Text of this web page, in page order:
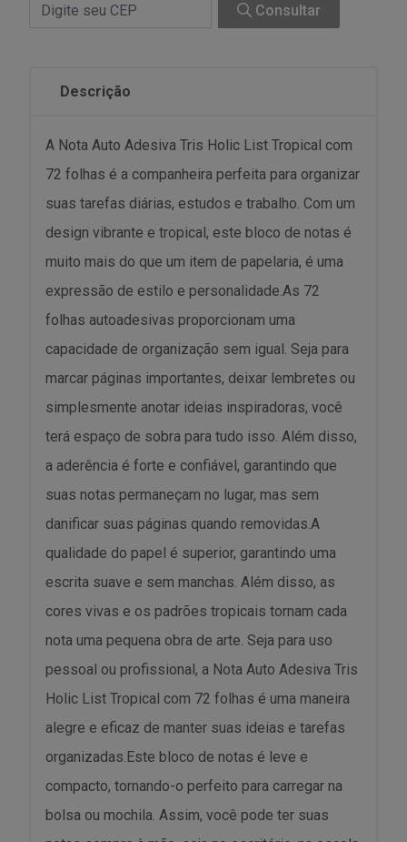
Consultar
Descrição
A Nota Auto Adesiva Tris Holic List Tropical com
72 folhas é a companheira perfeita para organizar
suas tarefas diárias, estudos e trabalho. Com um
design vibrante e tropical, este bloco de notas é
muito mais do que um item de papelaria, é uma
expressão de estilo e personalidade.As 72
folhas autoadesivas proporcionam uma
capacidade de organização sem igual. Seja para
marcar páginas importantes, deixar lembretes ou
simplesmente anotar ideias inspiradoras, você
terá espaço de sobra para tudo isso. Além disso,
a aderência é forte e confiável, garantindo que
suas notas permaneçam no lugar, mas sem
danificar suas páginas quando removidas.A
qualidade do papel é superior, garantindo uma
escrita suave e sem manchas. Além disso, as
cores vivas e os padrões tropicais tornam cada
nota uma pequena obra de arte. Seja para uso
pessoal ou profissional, a Nota Auto Adesiva Tris
Holic List Tropical com 72 folhas é uma maneira
alegre e eficaz de manter suas ideias e tarefas
organizadas.Este bloco de notas é leve e
compacto, tornando-o perfeito para carregar na
bolsa ou mochila. Assim, você pode ter suas